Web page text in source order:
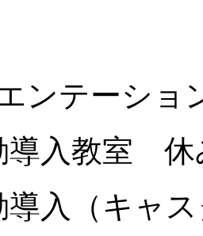
ンテーショ
入教室 休
入（キャス